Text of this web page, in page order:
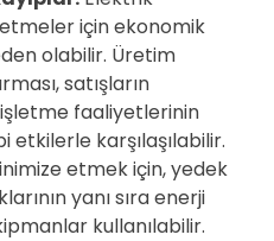
için ekonomik
olabilir. Üretim
satışların
faaliyetlerinin
etkilerle karşılaşılabilir.
etmek için, yedek
yanı sıra enerji
kullanılabilir.